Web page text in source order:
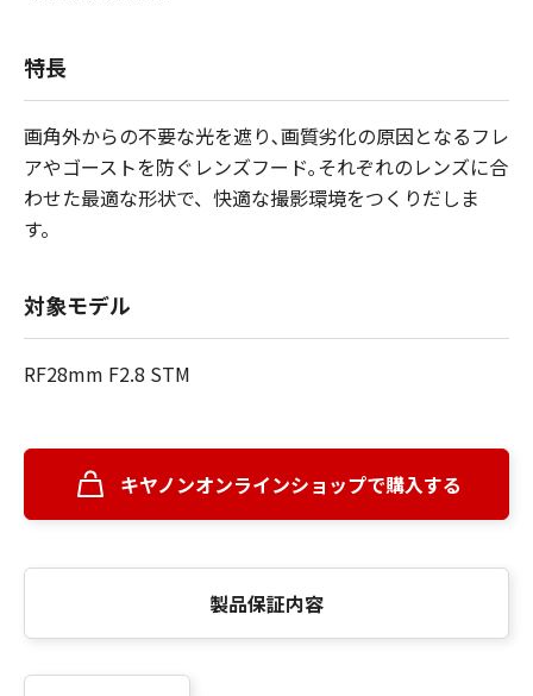
特長
画角外からの不要な光を遮り､画質劣化の原因となるフレ
アやゴーストを防ぐレンズフード｡それぞれのレンズに合
わせた最適な形状で、快適な撮影環境をつくりだしま
す。
対象モデル
RF28mm F2.8 STM
キヤノンオンラインショップで購入する
製品保証内容